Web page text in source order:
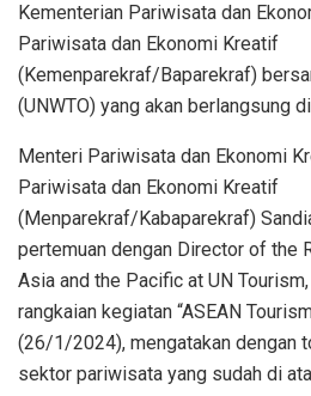
Kementerian Pariwisata dan
Pariwisata dan Ekonomi Kreatif
(Kemenparekraf/Baparekraf)
(UNWTO) yang akan berlangsung
Menteri Pariwisata dan Ekonomi
Pariwisata dan Ekonomi Kreatif
(Menparekraf/Kabaparekraf)
pertemuan dengan Director of the
Asia and the Pacific at UN
rangkaian kegiatan “ASEAN
(26/1/2024), mengatakan dengan
sektor pariwisata yang sudah di